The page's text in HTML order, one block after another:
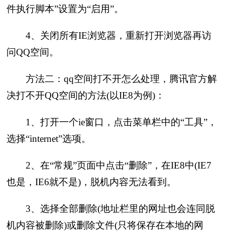
件执行脚本”设置为“启用”。
4、关闭所有IE浏览器，重新打开浏览器再访
问QQ空间。
方法二：qq空间打不开怎么处理，腾讯官方解
决打不开QQ空间的方法(以IE8为例)：
1、打开一个ie窗口，点击菜单栏中的“工具”，
选择“internet”选项。
2、在“常规”页面中点击“删除”，在IE8中(IE7
也是，IE6就不是)，脱机内容无法看到。
3、选择全部删除(地址栏里的网址也会连同脱
机内容被删除)或删除文件(只将保存在本地的网